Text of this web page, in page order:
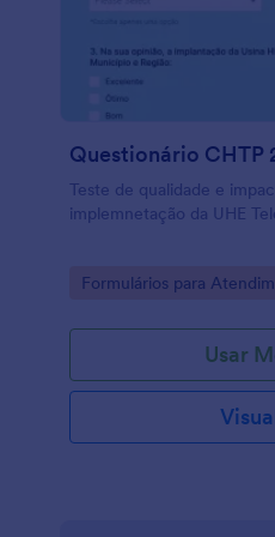
Questionário CHTP
Teste de qualidade e
implemnetação da UHE
Go to Category:
Formulários para
Usar